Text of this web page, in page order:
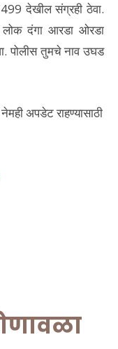
देखील संग्रही ठेवा.
लोक दंगा आरडा ओरडा
पोलीस तुमचे नाव उघड
अपडेट राहण्यासाठी